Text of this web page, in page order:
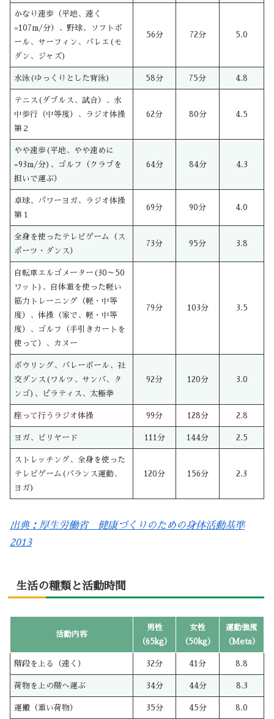
かなり速歩（平地、速く
=107m/分）、野球、ソフトボ
ール、サーフィン、バレエ(モ
ダン、ジャズ)
56分 72分 5.0
水泳(ゆっくりとした背泳) 58分 75分 4.8
テニス(ダブルス、試合）、水
中歩行（中等度）、ラジオ体操
第２
62分 80分 4.5
やや速歩(平地、やや速めに
=93m/分)、ゴルフ（クラブを
担いで運ぶ）
64分 84分 4.3
卓球、パワーヨガ、ラジオ体操
第１
69分 90分 4.0
全身を使ったテレビゲーム（ス
ポーツ・ダンス）
73分 95分 3.8
自転車エルゴメーター(30～50
ワット)、自体重を使った軽い
筋力トレーニング（軽・中等
度）、体操（家で、軽・中等
度）、ゴルフ（手引きカートを
使って）、カヌー
79分 103分 3.5
ボウリング、バレーボール、社
交ダンス(ワルツ、サンバ、タ
ンゴ)、ピラティス、太極拳
92分 120分 3.0
座って行うラジオ体操 99分 128分 2.8
ヨガ、ビリヤード 111分 144分 2.5
ストレッチング、全身を使った
テレビゲーム(バランス運動、
ヨガ)
120分 156分 2.3
出典：厚生労働省 健康づくりのための身体活動基準
2013
生活の種類と活動時間
活動内容
男性
（65kg）
女性
（50kg）
運動強度
（Mets）
階段を上る（速く） 32分 41分 8.8
荷物を上の階へ運ぶ 34分 44分 8.3
運搬（重い荷物） 35分 45分 8.0